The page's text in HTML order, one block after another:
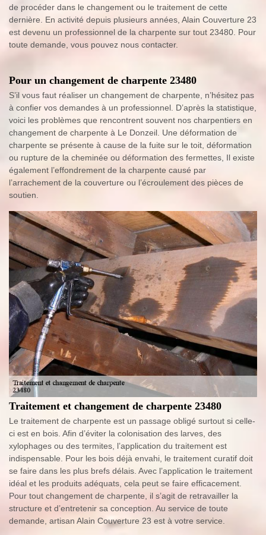
de procéder dans le changement ou le traitement de cette
dernière. En activité depuis plusieurs années, Alain Couverture 23
est devenu un professionnel de la charpente sur tout 23480. Pour
toute demande, vous pouvez nous contacter.
Pour un changement de charpente 23480
S’il vous faut réaliser un changement de charpente, n’hésitez pas
à confier vos demandes à un professionnel. D’après la statistique,
voici les problèmes que rencontrent souvent nos charpentiers en
changement de charpente à Le Donzeil. Une déformation de
charpente se présente à cause de la fuite sur le toit, déformation
ou rupture de la cheminée ou déformation des fermettes, Il existe
également l’effondrement de la charpente causé par
l’arrachement de la couverture ou l’écroulement des pièces de
soutien.
Traitement et changement de charpente 23480
Le traitement de charpente est un passage obligé surtout si celle-
ci est en bois. Afin d’éviter la colonisation des larves, des
xylophages ou des termites, l’application du traitement est
indispensable. Pour les bois déjà envahi, le traitement curatif doit
se faire dans les plus brefs délais. Avec l’application le traitement
idéal et les produits adéquats, cela peut se faire efficacement.
Pour tout changement de charpente, il s’agit de retravailler la
structure et d’entretenir sa conception. Au service de toute
demande, artisan Alain Couverture 23 est à votre service.